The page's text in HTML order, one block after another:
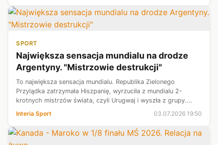
SPORT
Największa sensacja mundialu na drodze
Argentyny. "Mistrzowie destrukcji"
To największa sensacja mundialu. Republika Zielonego
Przylądka zatrzymała Hiszpanię, wyrzuciła z mundialu 2-
krotnych mistrzów świata, czyli Urugwaj i wyszła z grupy.
wiedzieliśmy niewiele. Tymczasem ...
Interia Sport 03.07.2026 19:50